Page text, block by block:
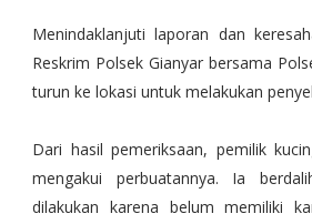
Menindaklanjuti laporan dan
Reskrim Polsek Gianyar bersama
turun ke lokasi untuk melakukan
Dari hasil pemeriksaan, pemilik
mengakui perbuatannya. Ia
dilakukan karena belum memiliki